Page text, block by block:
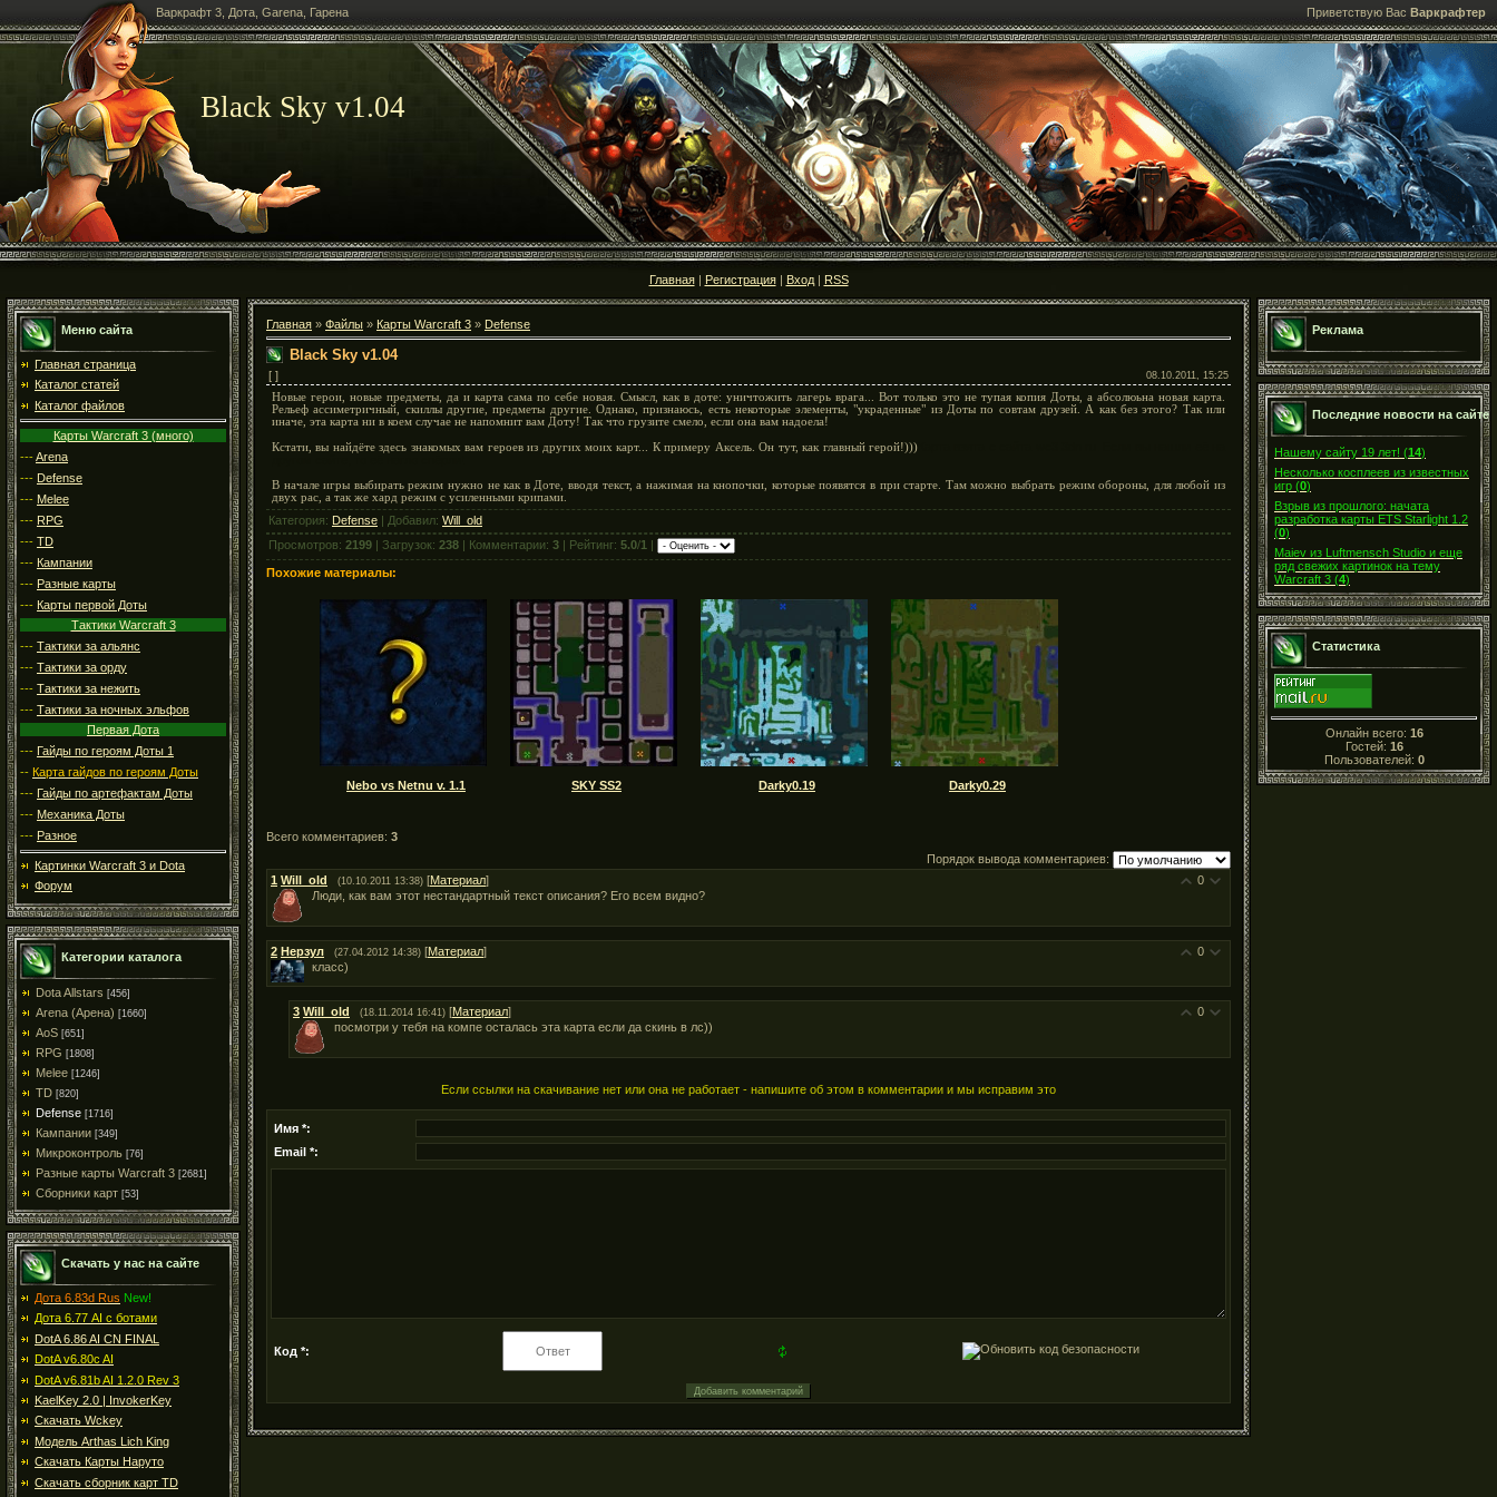
Варкрафт 3, Дота, Garena, Гарена Приветствую Вас Варкрафтер
Black Sky v1.04
Главная| Регистрация| Вход| RSS
Меню сайта
Главная страница
Каталог статей
Каталог файлов
Карты Warcraft 3 (много)
---Arena
--- Defense
--- Melee
--- RPG
--- TD
--- Кампании
--- Разные карты
--- Карты первой Доты
Тактики Warcraft 3
--- Тактики за альянс
--- Тактики за орду
--- Тактики за нежить
--- Тактики за ночных эльфов
Первая Дота
--- Гайды по героям Доты 1
-- Карта гайдов по героям Доты
--- Гайды по артефактам Доты
--- Механика Доты
--- Разное
Картинки Warcraft 3 и Dota
Форум
Категории каталога
Dota Allstars [456]
Arena (Арена) [1660]
AoS [651]
RPG [1808]
Melee [1246]
TD [820]
Defense [1716]
Кампании [349]
Микроконтроль [76]
Разные карты Warcraft 3 [2681]
Сборники карт [53]
Скачать у нас на сайте
Дота 6.83d Rus New!
Дота 6.77 AI с ботами
DotA 6.86 AI CN FINAL
DotA v6.80c AI
DotA v6.81b AI 1.2.0 Rev 3
KaelKey 2.0 | InvokerKey
Скачать Wckey
Модель Arthas Lich King
Скачать Карты Наруто
Скачать сборник карт TD
Главная » Файлы » Карты Warcraft 3 » Defense
Black Sky v1.04
[ ] 08.10.2011, 15:25
Новые герои, новые предметы, да и карта сама по себе новая. Смысл, как в доте: уничтожить лагерь врага... Вот только это не тупая копия Доты, а абсолюьна новая карта.
Рельеф ассиметричный, скиллы другие, предметы другие. Однако, признаюсь, есть некоторые элементы, "украденные" из Доты по совтам друзей. А как без этого? Так или
иначе, эта карта ни в коем случае не напомнит вам Доту! Так что грузите смело, если она вам надоела!
Кстати, вы найдёте здесь знакомых вам героев из других моих карт... К примеру Аксель. Он тут, как главный герой!)))
В начале игры выбирать режим нужно не как в Доте, вводя текст, а нажимая на кнопочки, которые появятся в при старте. Там можно выбрать режим обороны, для любой из
двух рас, а так же хард режим с усиленными крипами.
Категория: Defense | Добавил: Will_old
Просмотров: 2199 | Загрузок: 238 | Комментарии: 3 | Рейтинг: 5.0/1 |
Похожие материалы:
Nebo vs Netnu v. 1.1 SKY SS2 Darky0.19 Darky0.29
Всего комментариев: 3
Порядок вывода комментариев:
0
1 Will_old (10.10.2011 13:38) [Материал]
Люди, как вам этот нестандартный текст описания? Его всем видно?
0
2 Нерзул (27.04.2012 14:38) [Материал]
класс)
0
3 Will_old (18.11.2014 16:41) [Материал]
посмотри у тебя на компе осталась эта карта если да скинь в лс))
Если ссылки на скачивание нет или она не работает - напишите об этом в комментарии и мы исправим это
Имя *:
Email *:
Код *:
Реклама
Последние новости на сайте
Нашему сайту 19 лет! (14)
Несколько косплеев из известных
игр (0)
Взрыв из прошлого: начата
разработка карты ETS Starlight 1.2
(0)
Maiev из Luftmensch Studio и еще
ряд свежих картинок на тему
Warcraft 3 (4)
Статистика
Онлайн всего: 16
Гостей: 16
Пользователей: 0